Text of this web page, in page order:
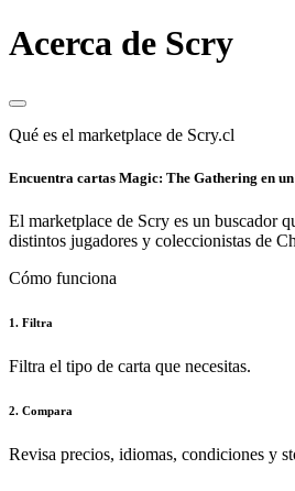
Acerca de Scry
Qué es el marketplace de Scry.cl
Encuentra cartas Magic: The Gathering en
El marketplace de Scry es un buscador
distintos jugadores y coleccionistas de
Cómo funciona
1. Filtra
Filtra el tipo de carta que necesitas.
2. Compara
Revisa precios, idiomas, condiciones y